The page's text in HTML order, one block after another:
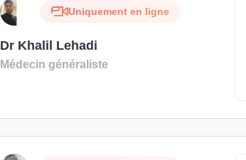
Uniquement en ligne
Dr Khalil Lehadi
Médecin généraliste